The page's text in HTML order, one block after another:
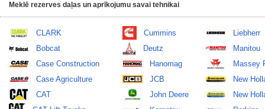
Meklē rezerves daļas un aprīkojumu savai tehnikai
CLARK
Bobcat
Case Construction
Case Agriculture
CAT
Cummins
Deutz
Hanomag
JCB
John Deere
Liebherr
Manitou
Massey
New
New